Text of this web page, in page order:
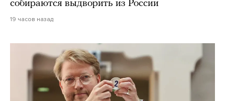
собираются выдворить из России
19 часов назад